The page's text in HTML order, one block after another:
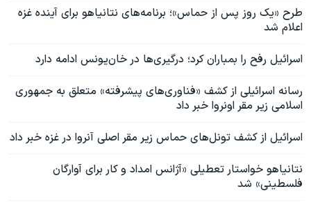
طرح «یک روز پس از حماس»؛ برنامه‌های نتانیاهو برای آینده غزه
اعلام شد
اسرائيل رفح را بمباران کرد؛ درگیری‌ها در خان‌یونس ادامه دارد
رسانه اسرائیلی از کشف «فناوری‌های پیشرفته» متعلق به جمهوری
اسلامی زیر مقر اونروا خبر داد
اسرائیل از کشف تونل‌های حماس زیر مقر اصلی آنروا در غزه خبر داد
نتانیاهو خواستار تعطیلی «آژانس امداد و کار برای آوارگان
فلسطینی» شد